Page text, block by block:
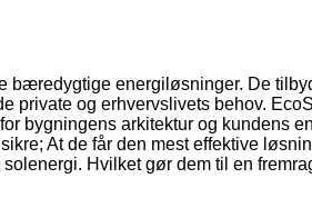
bæredygtige energiløsninger. De
private og erhvervslivets behov.
bygningens arkitektur og kundens
At de får den mest effektive
Hvilket gør dem til en